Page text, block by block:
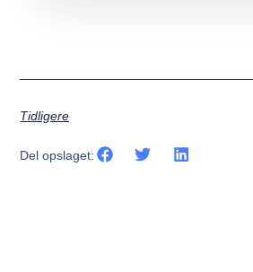
Tidligere
Del opslaget: